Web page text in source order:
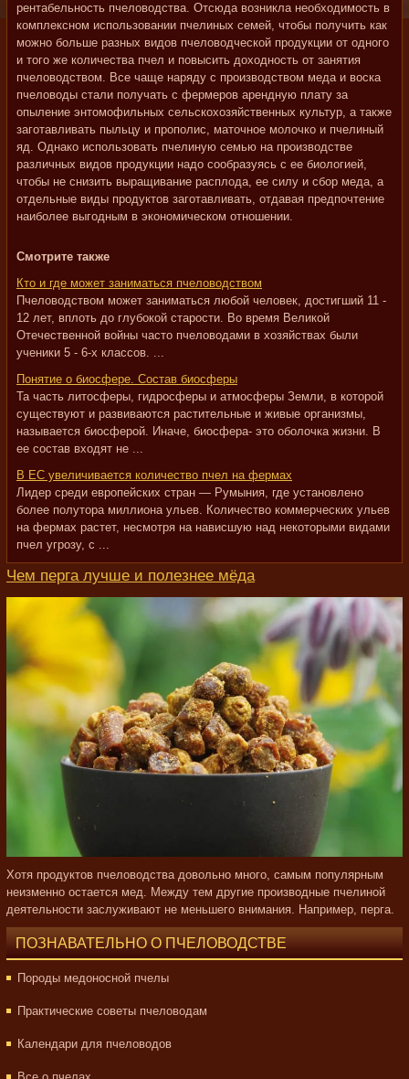
рентабельность пчеловодства. Отсюда возникла необходимость в
комплексном использовании пчелиных семей, чтобы получить как
можно больше разных видов пчеловодческой продукции от одного
и того же количества пчел и повысить доходность от занятия
пчеловодством. Все чаще наряду с производством меда и воска
пчеловоды стали получать с фермеров арендную плату за
опыление энтомофильных сельскохозяйственных культур, а также
заготавливать пыльцу и прополис, маточное молочко и пчелиный
яд. Однако использовать пчелиную семью на производстве
различных видов продукции надо сообразуясь с ее биологией,
чтобы не снизить выращивание расплода, ее силу и сбор меда, а
отдельные виды продуктов заготавливать, отдавая предпочтение
наиболее выгодным в экономическом отношении.
Смотрите также
Кто и где может заниматься пчеловодством
Пчеловодством может заниматься любой человек, достигший 11 -
12 лет, вплоть до глубокой старости. Во время Великой
Отечественной войны часто пчеловодами в хозяйствах были
ученики 5 - 6-х классов. ...
Понятие о биосфере. Состав биосферы
Та часть литосферы, гидросферы и атмосферы Земли, в которой
существуют и развиваются растительные и живые организмы,
называется биосферой. Иначе, биосфера- это оболочка жизни. В
ее состав входят не ...
В ЕС увеличивается количество пчел на фермах
Лидер среди европейских стран — Румыния, где установлено
более полутора миллиона ульев. Количество коммерческих ульев
на фермах растет, несмотря на нависшую над некоторыми видами
пчел угрозу, с ...
Чем перга лучше и полезнее мёда
Хотя продуктов пчеловодства довольно много, самым популярным
неизменно остается мед. Между тем другие производные пчелиной
деятельности заслуживают не меньшего внимания. Например, перга.
ПОЗНАВАТЕЛЬНО О ПЧЕЛОВОДСТВЕ
Породы медоносной пчелы
Практические советы пчеловодам
Календари для пчеловодов